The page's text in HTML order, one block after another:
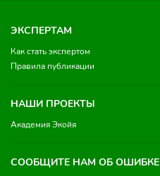
ЭКСПЕРТАМ
Как стать экспертом
Правила публикации
НАШИ ПРОЕКТЫ
Академия Экойя
СООБЩИТЕ НАМ ОБ ОШИБКЕ